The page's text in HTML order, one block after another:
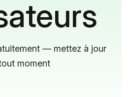
— mettez à jour
moment